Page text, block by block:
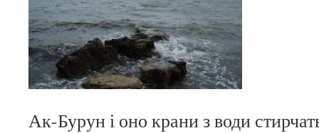
Ак-Бурун і оно крани з води